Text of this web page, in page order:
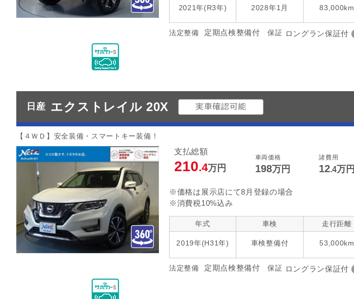
2021年(R3年) 2028年1月 83,000km
法定整備 定期点検整備付 保証 ロングラン保証付
日産 エクストレイル 20X
【４ＷＤ】安全装備・スマートキー装備！
支払総額
210.4万円
車両価格
198万円
諸費用
12.4万円
※価格は展示店にて8月登録の場合
※消費税10%込み
年式
2019年(H31年)
車検
車検整備付
走行距離
53,000km
法定整備 定期点検整備付 保証 ロングラン保証付